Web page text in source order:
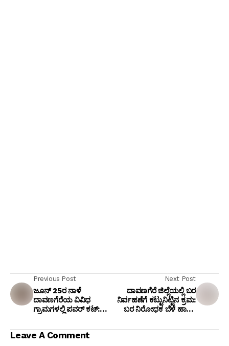
Previous Post
ಜೂನ್ 25ರ ನಾಳೆ
ದಾವಣಗೆರೆಯ ವಿವಿಧ
ಗ್ರಾಮಗಳಲ್ಲಿ ಪವರ್ ಕಟ್:
Next Post
ದಾವಣಗೆರೆ ಜಿಲ್ಲೆಯಲ್ಲಿ ಬರ
ನಿರ್ವಹಣೆಗೆ ಕಟ್ಟುನಿಟ್ಟಿನ ಕ್ರಮ:
ಬರ ನಿರೋಧಕ ಬೆಳೆ ಹಾಗೂ
ಗಂಗಾಧರಸ್ವಾಮಿ ಸೂಚನೆ
Leave A Comment